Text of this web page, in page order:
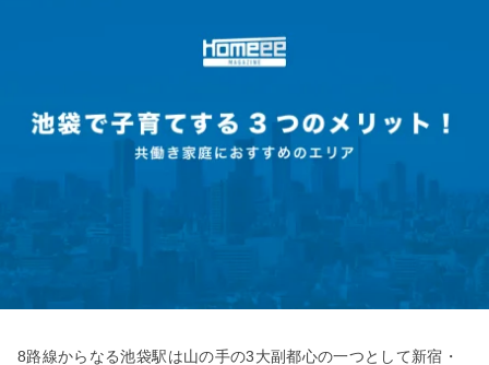
8路線からなる池袋駅は山の手の3大副都心の一つとして新宿・